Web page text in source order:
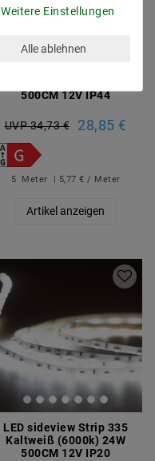
500CM 12V IP44
UVP 34,73 € 28,85 €
5 Meter | 5,77 € / Meter
Artikel anzeigen
LED sideview Strip 335
Kaltweiß (6000k) 24W
500CM 12V IP20
Weitere Einstellungen
Alle ablehnen